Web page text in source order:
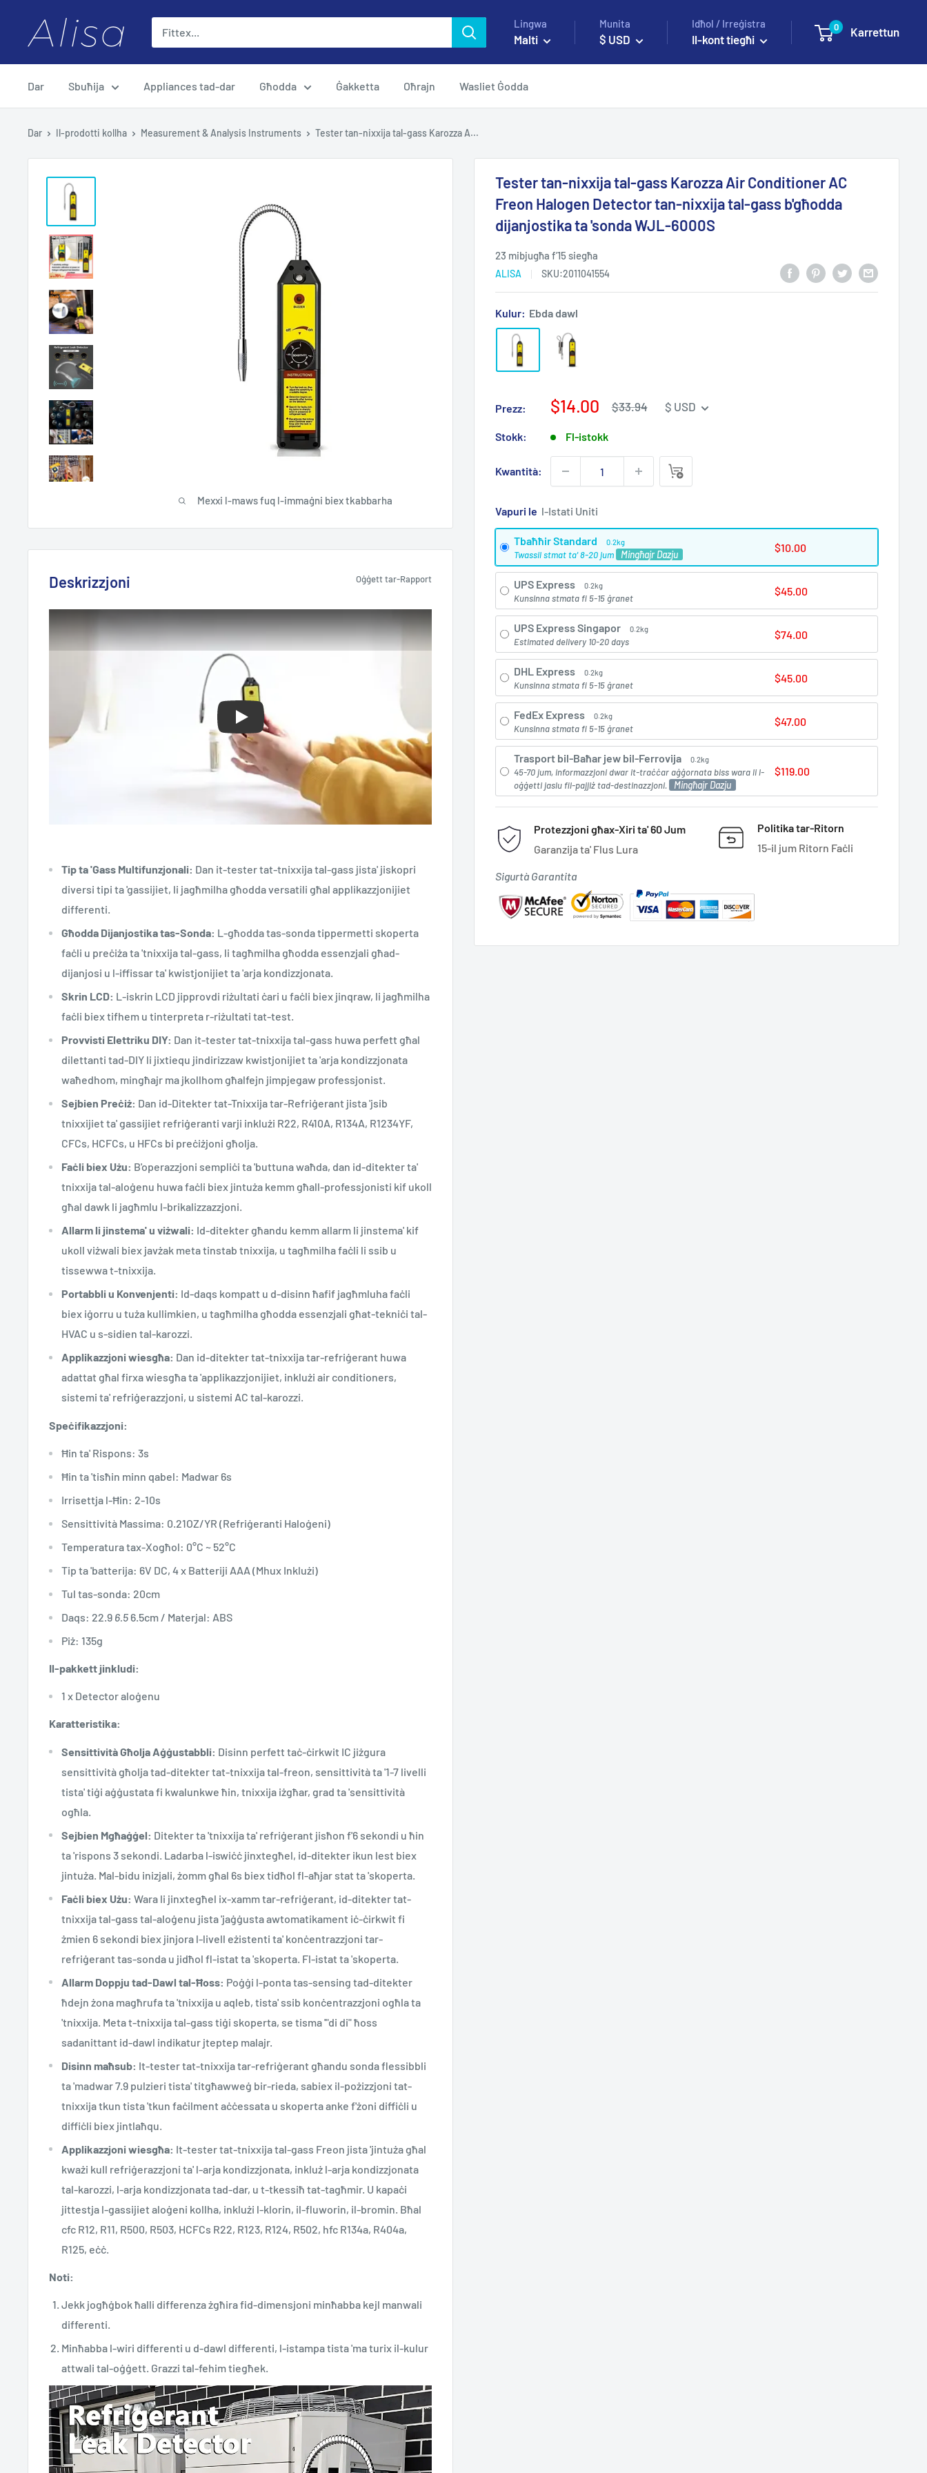
kontenut
ALISA Lingwa
Malti
Munita
$ USD
Idħol / Irreġistra
Il-kont tiegħi
0 Karrettun
Dar Sbuħija Appliances tad-dar Għodda Ġakketta Oħrajn Wasliet Ġodda
Dar Il-prodotti kollha Measurement & Analysis Instruments Tester tan-nixxija tal-gass Karozza A...
Mexxi l-maws fuq l-immaġni biex tkabbarha
Tester tan-nixxija tal-gass Karozza Air Conditioner AC
Freon Halogen Detector tan-nixxija tal-gass b'għodda
dijanjostika ta 'sonda WJL-6000S
23 mibjugħa f’15 siegħa
ALISA SKU:2011041554
Kulur: Ebda dawl
Prezz:
Prezz
Bejgħ
$14.00
Prezz
$33.94 $ USD
Stokk: Fl-istokk
Kwantità:
Vapuri le
Tbaħħir Standard 0.2kg
Twassil stmat ta' 8-20 jum Mingħajr Dazju
$10.00
UPS Express 0.2kg
Kunsinna stmata fi 5-15 ġranet
$45.00
UPS Express Singapor 0.2kg
Estimated delivery 10-20 days
$74.00
DHL Express 0.2kg
Kunsinna stmata fi 5-15 ġranet
$45.00
FedEx Express 0.2kg
Kunsinna stmata fi 5-15 ġranet
$47.00
Trasport bil-Baħar jew bil-Ferrovija 0.2kg
45-70 jum, informazzjoni dwar it-traċċar aġġornata biss wara li l-
oġġetti jaslu fil-pajjiż tad-destinazzjoni.
Mingħajr Dazju
$119.00
Protezzjoni għax-Xiri ta' 60 Jum
Garanzija ta' Flus Lura
Politika tar-Ritorn
15-il jum Ritorn Faċli
Sigurtà Garantita
Deskrizzjoni Oġġett tar-Rapport
Tip ta 'Gass Multifunzjonali: Dan it-tester tat-tnixxija tal-gass jista' jiskopri
diversi tipi ta 'gassijiet, li jagħmilha għodda versatili għal applikazzjonijiet
differenti.
Għodda Dijanjostika tas-Sonda: L-għodda tas-sonda tippermetti skoperta
faċli u preċiża ta 'tnixxija tal-gass, li tagħmilha għodda essenzjali għad-
dijanjosi u l-iffissar ta' kwistjonijiet ta 'arja kondizzjonata.
Skrin LCD: L-iskrin LCD jipprovdi riżultati ċari u faċli biex jinqraw, li jagħmilha
faċli biex tifhem u tinterpreta r-riżultati tat-test.
Provvisti Elettriku DIY: Dan it-tester tat-tnixxija tal-gass huwa perfett għal
dilettanti tad-DIY li jixtiequ jindirizzaw kwistjonijiet ta 'arja kondizzjonata
waħedhom, mingħajr ma jkollhom għalfejn jimpjegaw professjonist.
Sejbien Preċiż: Dan id-Ditekter tat-Tnixxija tar-Refriġerant jista 'jsib
tnixxijiet ta' gassijiet refriġeranti varji inklużi R22, R410A, R134A, R1234YF,
CFCs, HCFCs, u HFCs bi preċiżjoni għolja.
Faċli biex Użu: B'operazzjoni sempliċi ta 'buttuna waħda, dan id-ditekter ta'
tnixxija tal-aloġenu huwa faċli biex jintuża kemm għall-professjonisti kif ukoll
għal dawk li jagħmlu l-brikalizzazzjoni.
Allarm li jinstema' u viżwali: Id-ditekter għandu kemm allarm li jinstema' kif
ukoll viżwali biex javżak meta tinstab tnixxija, u tagħmilha faċli li ssib u
tissewwa t-tnixxija.
Portabbli u Konvenjenti: Id-daqs kompatt u d-disinn ħafif jagħmluha faċli
biex iġorru u tuża kullimkien, u tagħmilha għodda essenzjali għat-tekniċi tal-
HVAC u s-sidien tal-karozzi.
Applikazzjoni wiesgħa: Dan id-ditekter tat-tnixxija tar-refriġerant huwa
adattat għal firxa wiesgħa ta 'applikazzjonijiet, inklużi air conditioners,
sistemi ta' refriġerazzjoni, u sistemi AC tal-karozzi.
Speċifikazzjoni:
Ħin ta' Rispons: 3s
Ħin ta 'tisħin minn qabel: Madwar 6s
Irrisettja l-Ħin: 2-10s
Sensittività Massima: 0.21OZ/YR (Refriġeranti Haloġeni)
Temperatura tax-Xogħol: 0°C ~ 52°C
Tip ta 'batterija: 6V DC, 4 x Batteriji AAA (Mhux Inklużi)
Tul tas-sonda: 20cm
Daqs: 22.9 6.5 6.5cm / Materjal: ABS
Piż: 135g
Il-pakkett jinkludi:
1 x Detector aloġenu
Karatteristika:
Sensittività Għolja Aġġustabbli: Disinn perfett taċ-ċirkwit IC jiżgura
sensittività għolja tad-ditekter tat-tnixxija tal-freon, sensittività ta '1-7 livelli
tista' tiġi aġġustata fi kwalunkwe ħin, tnixxija iżgħar, grad ta 'sensittività
ogħla.
Sejbien Mgħaġġel: Ditekter ta 'tnixxija ta' refriġerant jisħon f'6 sekondi u ħin
ta 'rispons 3 sekondi. Ladarba l-iswiċċ jinxtegħel, id-ditekter ikun lest biex
jintuża. Mal-bidu inizjali, żomm għal 6s biex tidħol fl-aħjar stat ta 'skoperta.
Faċli biex Użu: Wara li jinxtegħel ix-xamm tar-refriġerant, id-ditekter tat-
tnixxija tal-gass tal-aloġenu jista 'jaġġusta awtomatikament iċ-ċirkwit fi
żmien 6 sekondi biex jinjora l-livell eżistenti ta' konċentrazzjoni tar-
refriġerant tas-sonda u jidħol fl-istat ta 'skoperta. Fl-istat ta 'skoperta.
Allarm Doppju tad-Dawl tal-Ħoss: Poġġi l-ponta tas-sensing tad-ditekter
ħdejn żona magħrufa ta 'tnixxija u aqleb, tista' ssib konċentrazzjoni ogħla ta
'tnixxija. Meta t-tnixxija tal-gass tiġi skoperta, se tisma '"di di" ħoss
sadanittant id-dawl indikatur jteptep malajr.
Disinn maħsub: It-tester tat-tnixxija tar-refriġerant għandu sonda flessibbli
ta 'madwar 7.9 pulzieri tista' titgħawweġ bir-rieda, sabiex il-pożizzjoni tat-
tnixxija tkun tista 'tkun faċilment aċċessata u skoperta anke f'żoni diffiċli u
diffiċli biex jintlaħqu.
Applikazzjoni wiesgħa: It-tester tat-tnixxija tal-gass Freon jista 'jintuża għal
kważi kull refriġerazzjoni ta' l-arja kondizzjonata, inkluż l-arja kondizzjonata
tal-karozzi, l-arja kondizzjonata tad-dar, u t-tkessiħ tat-tagħmir. U kapaċi
jittestja l-gassijiet aloġeni kollha, inklużi l-klorin, il-fluworin, il-bromin. Bħal
cfc R12, R11, R500, R503, HCFCs R22, R123, R124, R502, hfc R134a, R404a,
R125, eċċ.
Noti:
Jekk jogħġbok ħalli differenza żgħira fid-dimensjoni minħabba kejl manwali
differenti.
Minħabba l-wiri differenti u d-dawl differenti, l-istampa tista 'ma turix il-kulur
attwali tal-oġġett. Grazzi tal-fehim tiegħek.